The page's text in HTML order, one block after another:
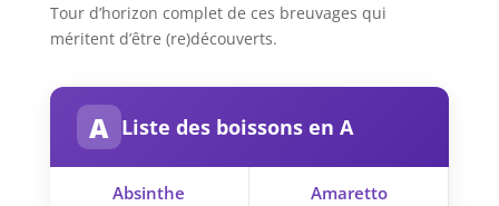
Tour d’horizon complet de ces breuvages qui
méritent d’être (re)découverts.
A Liste des boissons en A
Absinthe Amaretto